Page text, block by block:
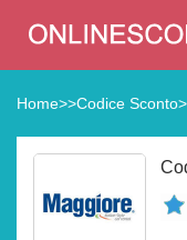
Home>>Codice Sconto